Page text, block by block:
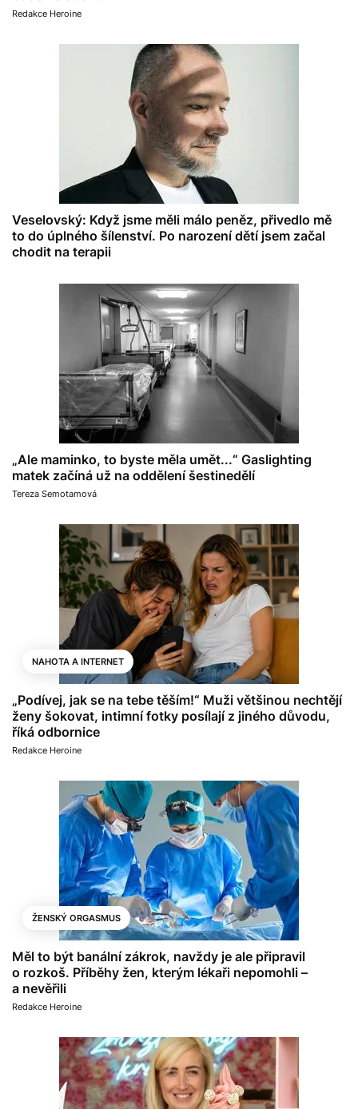
Redakce Heroine
Veselovský: Když jsme měli málo peněz, přivedlo mě
to do úplného šílenství. Po narození dětí jsem začal
chodit na terapii
„Ale maminko, to byste měla umět...“ Gaslighting
matek začíná už na oddělení šestinedělí
Tereza Semotamová
NAHOTA A INTERNET
„Podívej, jak se na tebe těším!“ Muži většinou nechtějí
ženy šokovat, intimní fotky posílají z jiného důvodu,
říká odbornice
Redakce Heroine
ŽENSKÝ ORGASMUS
Měl to být banální zákrok, navždy je ale připravil
o rozkoš. Příběhy žen, kterým lékaři nepomohli –
a nevěřili
Redakce Heroine